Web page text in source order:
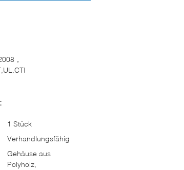
，
1 Stück
Verhandlungsfähig
Gehäuse aus
Polyholz,